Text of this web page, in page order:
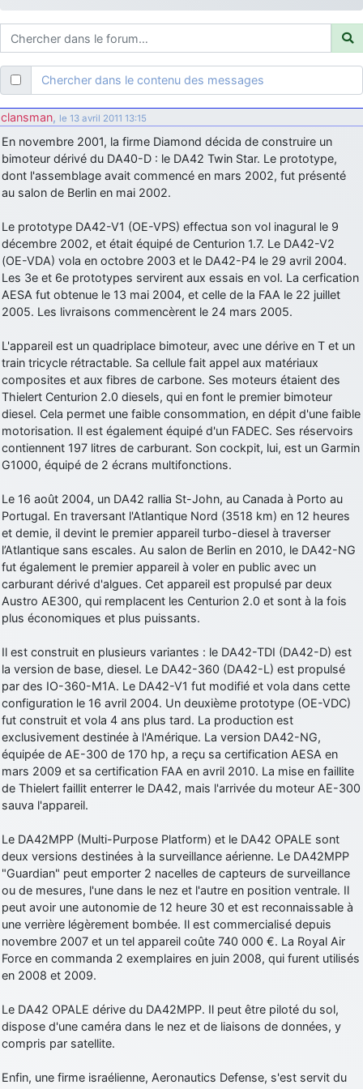
d9pouces: ouakamois > si tu parles du sujet sur l'Armée de l'Air,
bien sûr que oui !
je suis un avion@,._,+: Bonjour je viens d'arriver il y a quelques
moi et quelques avions n'ont pas les mêmes noms qu'aujourd'hui
ouakamois: Bonjourà toutes et à tous.en espérantque ces
quelques images du Pays Basque vous auront plu ; Agur…
d9pouces: Malheureusement nonun peu trop loin pour moi !
fox_50: Bonjour, certains parmis vous étaient-ils présent au
meeting de Lann Bihoué de 2026 ?
cachée dans les pins: Coucou et excellente année 2026 à tous et
au site!
jericho: Bonne année et tous mes meilleurs voeux à tous pour
2026 !
little boy
: je vous souhaite un bon réveillon pour cette nouvelle
année!
jericho: Merci D9pouces, à mon tour de souhaiter un Joyeux Noël
et de bonnes fêtes de fin d'année.
d9pouces: Joyeux Noël à tous !
d9pouces: mais tu peux tenter l'un des rares lycées militaires
comme le Prytanée dans la Sarthe, ça ne peut pas faire de mal !
d9pouces: C'est plutôt après le lycée, voire après une prépa
scientifique, tu as donc encore un peu de temps devant toi
yaellerigolow : bonjour a tous je suis un élève de première
passionnée par l'aviation militaire , pourrais je savoir que faire après
le lycée pour s'orienter et pouvoir devenir officier de l'armée de l'air?
d9pouces : lesquels, par exemple ?
mahmoud: bonsoir, très instructif ce site .mais nous aimerions avoir
les photo des anciens appareils de l'armée de l'air de la haute -volta
d9pouces: Ça me casse quand même bien les pieds, j’avoue
d9pouces : En espérant n’avoir coupé les accessoires de personne
au passage !
d9pouces: j'ai trouvé un palliatif un peu violent, mais ça devrait aller
un peu mieux
d9pouces: cette fois, c'est le Brésil et Singapour qui mettent le site
par terre
jericho: Ah ben je peux te confirmer que j'étais resté dans le filtre…
manifestement
tout voir
Chercher dans le contenu des messages
clansman, le 13 avril 2011 13:15
En novembre 2001, la firme Diamond décida de construire un
bimoteur dérivé du DA40-D : le DA42 Twin Star. Le prototype,
dont l'assemblage avait commencé en mars 2002, fut présenté
au salon de Berlin en mai 2002.
Le prototype DA42-V1 (OE-VPS) effectua son vol inagural le 9
décembre 2002, et était équipé de Centurion 1.7. Le DA42-V2
(OE-VDA) vola en octobre 2003 et le DA42-P4 le 29 avril 2004.
Les 3e et 6e prototypes servirent aux essais en vol. La cerfication
AESA fut obtenue le 13 mai 2004, et celle de la FAA le 22 juillet
2005. Les livraisons commencèrent le 24 mars 2005.
L'appareil est un quadriplace bimoteur, avec une dérive en T et un
train tricycle rétractable. Sa cellule fait appel aux matériaux
composites et aux fibres de carbone. Ses moteurs étaient des
Thielert Centurion 2.0 diesels, qui en font le premier bimoteur
diesel. Cela permet une faible consommation, en dépit d'une faible
motorisation. Il est également équipé d'un FADEC. Ses réservoirs
contiennent 197 litres de carburant. Son cockpit, lui, est un Garmin
G1000, équipé de 2 écrans multifonctions.
Le 16 août 2004, un DA42 rallia St-John, au Canada à Porto au
Portugal. En traversant l'Atlantique Nord (3518 km) en 12 heures
et demie, il devint le premier appareil turbo-diesel à traverser
l’Atlantique sans escales. Au salon de Berlin en 2010, le DA42-NG
fut également le premier appareil à voler en public avec un
carburant dérivé d'algues. Cet appareil est propulsé par deux
Austro AE300, qui remplacent les Centurion 2.0 et sont à la fois
plus économiques et plus puissants.
Il est construit en plusieurs variantes : le DA42-TDI (DA42-D) est
la version de base, diesel. Le DA42-360 (DA42-L) est propulsé
par des IO-360-M1A. Le DA42-V1 fut modifié et vola dans cette
configuration le 16 avril 2004. Un deuxième prototype (OE-VDC)
fut construit et vola 4 ans plus tard. La production est
exclusivement destinée à l'Amérique. La version DA42-NG,
équipée de AE-300 de 170 hp, a reçu sa certification AESA en
mars 2009 et sa certification FAA en avril 2010. La mise en faillite
de Thielert faillit enterrer le DA42, mais l'arrivée du moteur AE-300
sauva l'appareil.
Le DA42MPP (Multi-Purpose Platform) et le DA42 OPALE sont
deux versions destinées à la surveillance aérienne. Le DA42MPP
"Guardian" peut emporter 2 nacelles de capteurs de surveillance
ou de mesures, l'une dans le nez et l'autre en position ventrale. Il
peut avoir une autonomie de 12 heure 30 et est reconnaissable à
une verrière légèrement bombée. Il est commercialisé depuis
novembre 2007 et un tel appareil coûte 740 000 €. La Royal Air
Force en commanda 2 exemplaires en juin 2008, qui furent utilisés
en 2008 et 2009.
Le DA42 OPALE dérive du DA42MPP. Il peut être piloté du sol,
dispose d'une caméra dans le nez et de liaisons de données, y
compris par satellite.
Enfin, une firme israélienne, Aeronautics Defense, s'est servit du